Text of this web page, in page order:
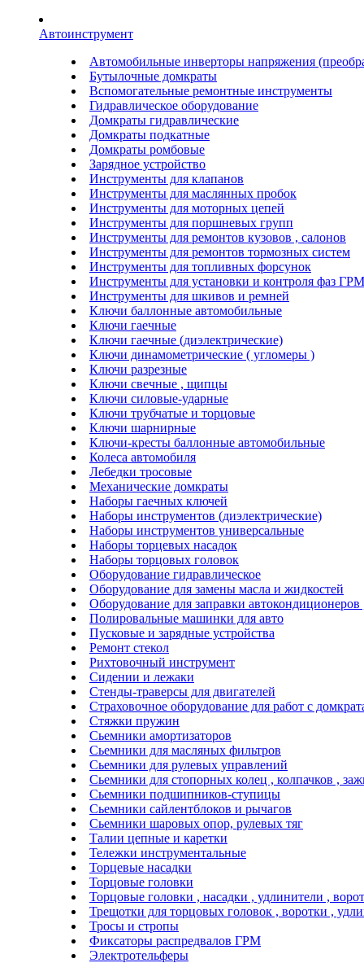
Автоинструмент
Автомобильные инверторы напряжения
Бутылочные домкраты
Вспомогательные ремонтные инструменты
Гидравлическое оборудование
Домкраты гидравлические
Домкраты подкатные
Домкраты ромбовые
Зарядное устройство
Инструменты для клапанов
Инструменты для маслянных пробок
Инструменты для моторных цепей
Инструменты для поршневых групп
Инструменты для ремонтов кузовов , салонов
Инструменты для ремонтов тормозных систем
Инструменты для топливных форсунок
Инструменты для установки и контроля фаз ГРМ
Инструменты для шкивов и ремней
Ключи баллонные автомобильные
Ключи гаечные
Ключи гаечные (диэлектрические)
Ключи динамометрические ( угломеры )
Ключи разрезные
Ключи свечные , щипцы
Ключи силовые-ударные
Ключи трубчатые и торцовые
Ключи шарнирные
Ключи-кресты баллонные автомобильные
Колеса автомобиля
Лебедки тросовые
Механические домкраты
Наборы гаечных ключей
Наборы инструментов (диэлектрические)
Наборы инструментов универсальные
Наборы торцевых насадок
Наборы торцовых головок
Оборудование гидравлическое
Оборудование для замены масла и жидкостей
Оборудование для заправки
Полировальные машинки для авто
Пусковые и зарядные устройства
Ремонт стекол
Рихтовочный инструмент
Сидении и лежаки
Стенды-траверсы для двигателей
Страховочное оборудование для работ с
Стяжки пружин
Сьемники амортизаторов
Сьемники для масляных фильтров
Сьемники для рулевых управлений
Сьемники для стопорных колец , колпачков ,
Сьемники подшипников-ступицы
Сьемники сайлентблоков и рычагов
Сьемники шаровых опор, рулевых тяг
Талии цепные и каретки
Тележки инструментальные
Торцевые насадки
Торцовые головки
Торцовые головки , насадки , удлинители ,
Трещотки для торцовых головок , воротки ,
Тросы и стропы
Фиксаторы распредвалов ГРМ
Электротельферы